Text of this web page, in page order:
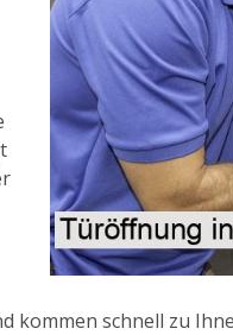
kommen schnell zu